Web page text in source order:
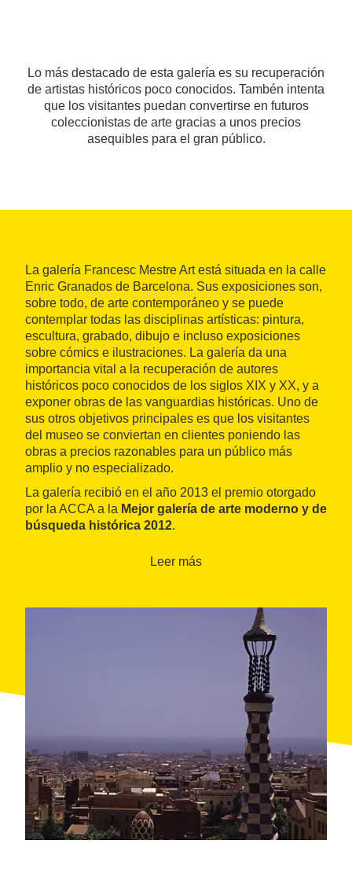
Lo más destacado de esta galería es su recuperación
de artistas históricos poco conocidos. Tambén intenta
que los visitantes puedan convertirse en futuros
coleccionistas de arte gracias a unos precios
asequibles para el gran público.
La galería Francesc Mestre Art está situada en la calle
Enric Granados de Barcelona. Sus exposiciones son,
sobre todo, de arte contemporáneo y se puede
contemplar todas las disciplinas artísticas: pintura,
escultura, grabado, dibujo e incluso exposiciones
sobre cómics e ilustraciones. La galería da una
importancia vital a la recuperación de autores
históricos poco conocidos de los siglos XIX y XX, y a
exponer obras de las vanguardias históricas. Uno de
sus otros objetivos principales es que los visitantes
del museo se conviertan en clientes poniendo las
obras a precios razonables para un público más
amplio y no especializado.
La galería recibió en el año 2013 el premio otorgado
por la ACCA a la Mejor galería de arte moderno y de
búsqueda histórica 2012.
Leer más